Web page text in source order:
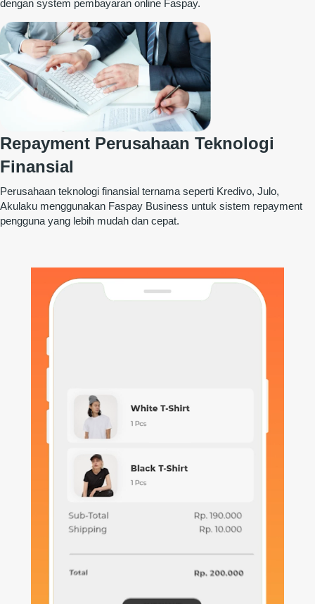
dengan system pembayaran online Faspay.
Repayment Perusahaan Teknologi
Finansial
Perusahaan teknologi finansial ternama seperti Kredivo, Julo,
Akulaku menggunakan Faspay Business untuk sistem repayment
pengguna yang lebih mudah dan cepat.